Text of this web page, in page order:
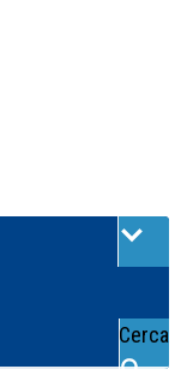
Cerca